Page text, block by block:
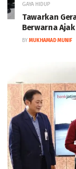
GAYA HIDUP
Tawarkan
Berwarna
BY MUKHAMAD MUNIF